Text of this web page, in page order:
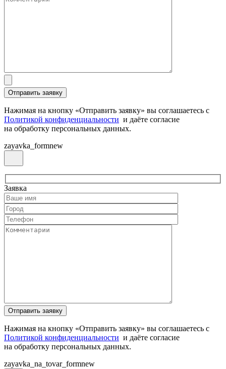
Нажимая на кнопку «Отправить заявку» вы соглашаетесь с
Политикой конфиденциальности и даёте согласие
на обработку персональных данных.
zayavka_formnew
Заявка
Нажимая на кнопку «Отправить заявку» вы соглашаетесь с
Политикой конфиденциальности и даёте согласие
на обработку персональных данных.
zayavka_na_tovar_formnew